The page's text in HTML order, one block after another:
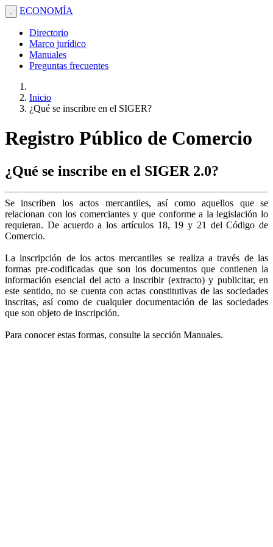
. ECONOMÍA
Directorio
Marco jurídico
Manuales
Preguntas frecuentes
Inicio
¿Qué se inscribre en el SIGER?
Registro Público de Comercio
¿Qué se inscribe en el SIGER 2.0?
Se inscriben los actos mercantiles, así como aquellos que se
relacionan con los comerciantes y que conforme a la legislación lo
requieran. De acuerdo a los artículos 18, 19 y 21 del Código de
Comercio.
La inscripción de los actos mercantiles se realiza a través de las
formas pre-codificadas que son los documentos que contienen la
información esencial del acto a inscribir (extracto) y publicitar, en
este sentido, no se cuenta con actas constitutivas de las sociedades
inscritas, así como de cualquier documentación de las sociedades
que son objeto de inscripción.
Para conocer estas formas, consulte la sección Manuales.